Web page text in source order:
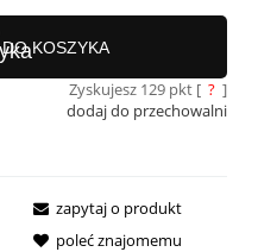
DO KOSZYKA
Zyskujesz 129pkt [ ? ]
dodaj do przechowalni
zapytaj o produkt
poleć znajomemu